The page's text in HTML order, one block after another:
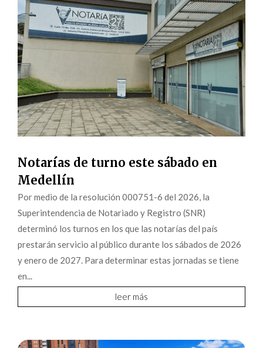
Notarías de turno este sábado en
Medellín
Por medio de la resolución 000751-6 del 2026, la
Superintendencia de Notariado y Registro (SNR)
determinó los turnos en los que las notarías del país
prestarán servicio al público durante los sábados de 2026
y enero de 2027. Para determinar estas jornadas se tiene
en...
leer más